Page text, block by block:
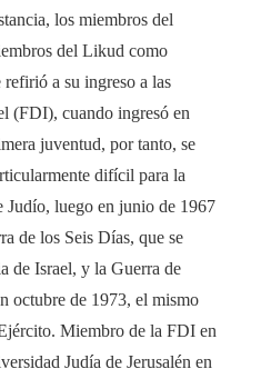
los miembros del
del Likud como
a su ingreso a las
(FDI), cuando ingresó en
juventud, por tanto, se
difícil para la
Judío, luego en junio de 1967
de los Seis Días, que se
de Israel, y la Guerra de
octubre de 1973, el mismo
Miembro de la FDI en
Judía de Jerusalén en